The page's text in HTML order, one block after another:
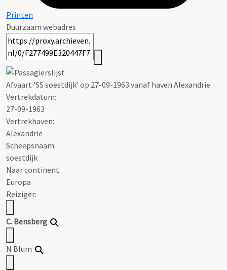
Printen
Duurzaam webadres
Afvaart 'SS soestdijk' op 27-09-1963 vanaf haven Alexandrie
Vertrekdatum:
27-09-1963
Vertrekhaven:
Alexandrie
Scheepsnaam:
soestdijk
Naar continent:
Europa
Reiziger:
C. Bensberg
N Blum